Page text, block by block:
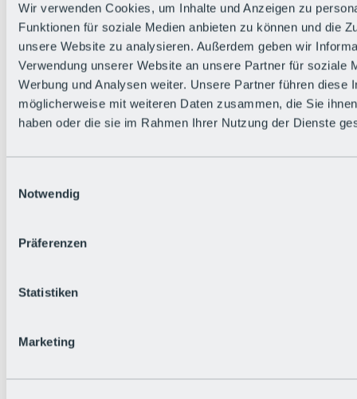
Wir verwenden Cookies, um Inhalte und Anzeigen zu
Funktionen für soziale Medien anbieten zu können und die
unsere Website zu analysieren. Außerdem geben wir
Verwendung unserer Website an unsere Partner für soziale
Werbung und Analysen weiter. Unsere Partner führen diese
möglicherweise mit weiteren Daten zusammen, die Sie
haben oder die sie im Rahmen Ihrer Nutzung der Dienste
Notwendig
Präferenzen
Statistiken
Marketing
Bikepark-Partnerschaften
Nachhaltigkeit in der BRS
Bikepark & Tickets